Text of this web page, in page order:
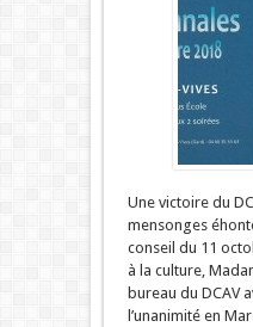
Une victoire du
mensonges
conseil du 11
à la culture,
bureau du DCAV
l’unanimité en